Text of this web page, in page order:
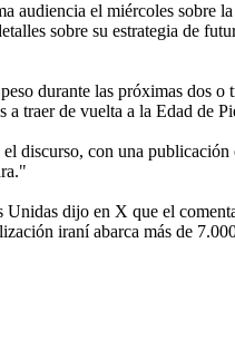
audiencia el miércoles sobre
sobre su estrategia de
durante las próximas dos o
a traer de vuelta a la Edad de
discurso, con una publicación
Unidas dijo en X que el
iraní abarca más de